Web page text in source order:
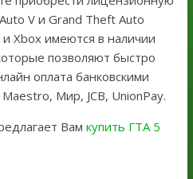
V и Grand Theft Auto
Xbox имеются в наличии
позволяют быстро
оплата банковскими
Мир, JCB, UnionPay.
Вам купить ГТА 5